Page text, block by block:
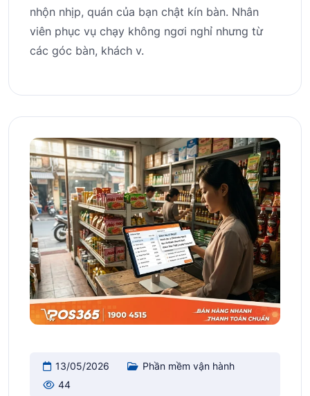
nhộn nhịp, quán của bạn chật kín bàn. Nhân
viên phục vụ chạy không ngơi nghỉ nhưng từ
các góc bàn, khách v.
13/05/2026
Phần mềm vận hành
44